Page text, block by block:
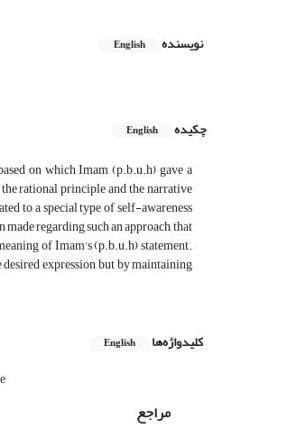
نویسنده English
چکیده
English
on which Imam (p.b.u.h) gave a
rational principle and the narrative
to a special type of self-awareness
regarding such an approach, that
of Imam's (p.b.u.h) statement.
expression, but by maintaining
کلیدواژه‌ها English
مراجع